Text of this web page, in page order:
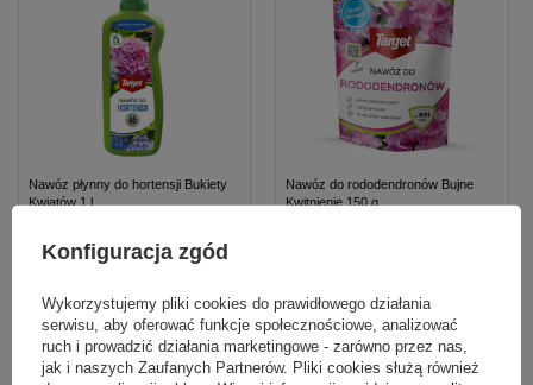
Nawóz płynny do hortensji Bukiety
Kwiatów 1 l
17,59 zł
Nawóz do rododendronów Bujne
Kwitnienie 150 g
Kategorie powiązane
Konfiguracja zgód
Wykorzystujemy pliki cookies do prawidłowego działania
serwisu, aby oferować funkcje społecznościowe, analizować
ruch i prowadzić działania marketingowe - zarówno przez nas,
jak i naszych Zaufanych Partnerów. Pliki cookies służą również